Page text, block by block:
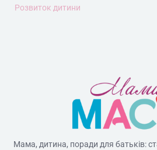
Розвиток дитини
Мама, дитина, поради для батьків: